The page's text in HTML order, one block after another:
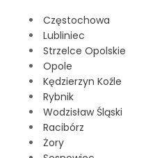
Częstochowa
Lubliniec
Strzelce Opolskie
Opole
Kędzierzyn Koźle
Rybnik
Wodzisław Śląski
Racibórz
Żory